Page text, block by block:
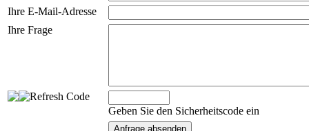
Ihre E-Mail-Adresse
Ihre Frage
Geben Sie den Sicherheitscode ein